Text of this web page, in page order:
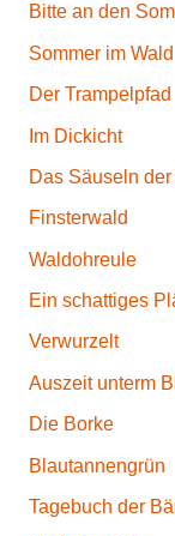
Bitte an den
Sommer im Wald
Der Trampelpfad
Im Dickicht
Das Säuseln
Finsterwald
Waldohreule
Ein schattiges
Verwurzelt
Auszeit unterm
Die Borke
Blautannengrün
Tagebuch der